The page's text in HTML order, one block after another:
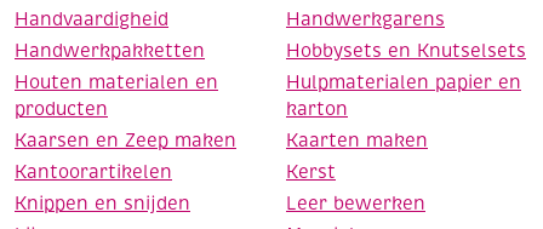
Handvaardigheid
Handwerkgarens
Handwerkpakketten
Hobbysets en Knutselsets
Houten materialen en
producten
Hulpmaterialen papier en
karton
Kaarsen en Zeep maken
Kaarten maken
Kantoorartikelen
Kerst
Knippen en snijden
Leer bewerken